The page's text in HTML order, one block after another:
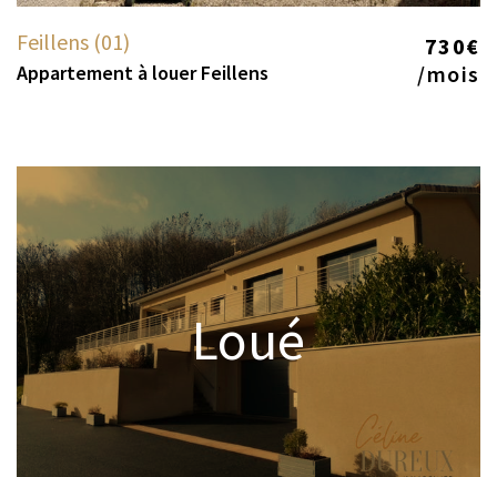
Feillens (01) 730€
Appartement à louer Feillens /mois
Loué